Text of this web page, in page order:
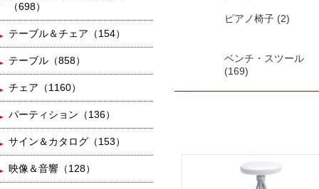
（698）
テーブル＆チェア（154）
テーブル（858）
チェア（1160）
パーティション（136）
サイン＆カタログ（153）
映像＆音響（128）
ピアノ椅子 (2)
ベンチ・スツール
(169)